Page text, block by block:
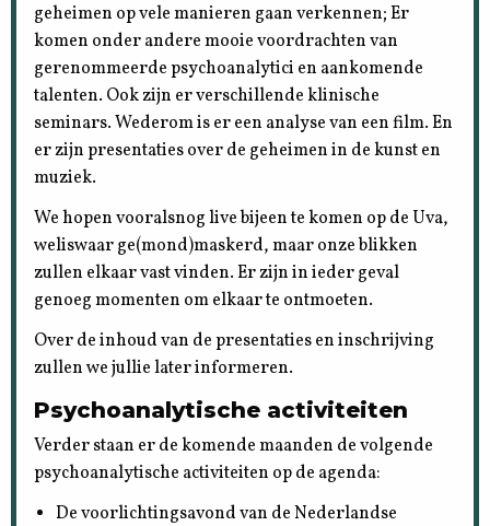
geheimen op vele manieren gaan verkennen; Er
komen onder andere mooie voordrachten van
gerenommeerde psychoanalytici en aankomende
talenten. Ook zijn er verschillende klinische
seminars. Wederom is er een analyse van een film. En
er zijn presentaties over de geheimen in de kunst en
muziek.
We hopen vooralsnog live bijeen te komen op de Uva,
weliswaar ge(mond)maskerd, maar onze blikken
zullen elkaar vast vinden. Er zijn in ieder geval
genoeg momenten om elkaar te ontmoeten.
Over de inhoud van de presentaties en inschrijving
zullen we jullie later informeren.
Psychoanalytische activiteiten
Verder staan er de komende maanden de volgende
psychoanalytische activiteiten op de agenda:
De voorlichtingsavond van de Nederlandse